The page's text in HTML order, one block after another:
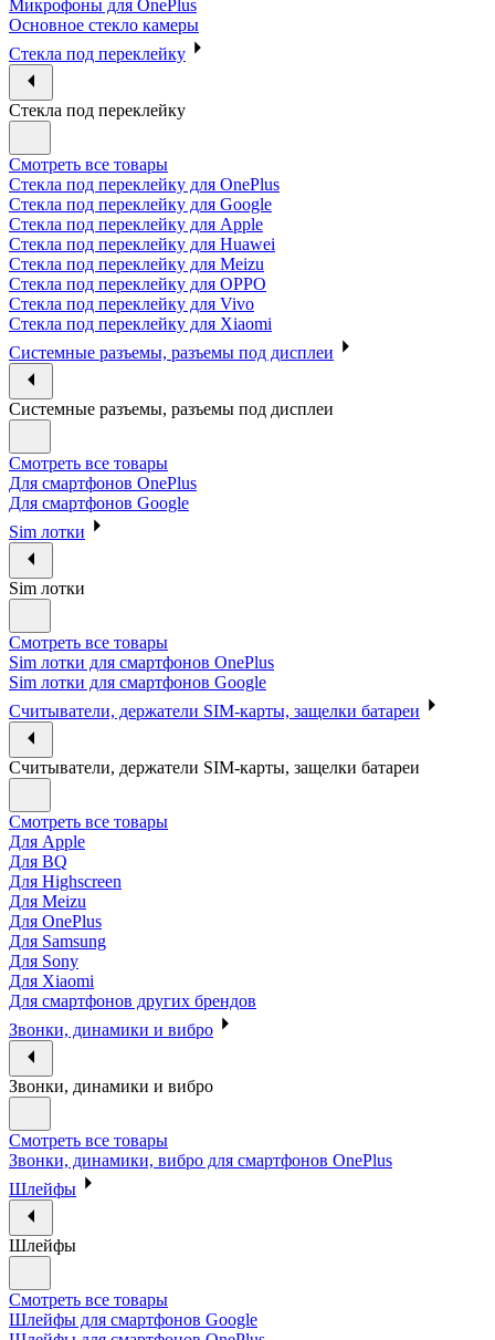
Микрофоны для OnePlus
Основное стекло камеры
Стекла под переклейку
Стекла под переклейку
Смотреть все товары
Стекла под переклейку для OnePlus
Стекла под переклейку для Google
Стекла под переклейку для Apple
Стекла под переклейку для Huawei
Стекла под переклейку для Meizu
Стекла под переклейку для OPPO
Стекла под переклейку для Vivo
Стекла под переклейку для Xiaomi
Системные разъемы, разъемы под дисплеи
Системные разъемы, разъемы под дисплеи
Смотреть все товары
Для смартфонов OnePlus
Для смартфонов Google
Sim лотки
Sim лотки
Смотреть все товары
Sim лотки для смартфонов OnePlus
Sim лотки для смартфонов Google
Считыватели, держатели SIM-карты, защелки батареи
Считыватели, держатели SIM-карты, защелки батареи
Смотреть все товары
Для Apple
Для BQ
Для Highscreen
Для Meizu
Для OnePlus
Для Samsung
Для Sony
Для Xiaomi
Для смартфонов других брендов
Звонки, динамики и вибро
Звонки, динамики и вибро
Смотреть все товары
Звонки, динамики, вибро для смартфонов OnePlus
Шлейфы
Шлейфы
Смотреть все товары
Шлейфы для смартфонов Google